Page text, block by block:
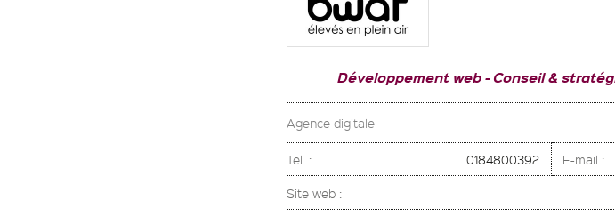
Développement web Conseil &
Agence digitale
Tel. : 0184800392 E-mail :
Site web :